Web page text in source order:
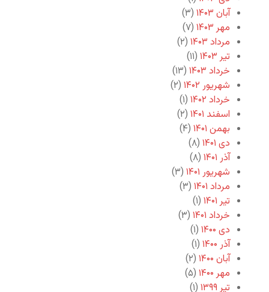
آبان ۱۴۰۳
(۳)
مهر ۱۴۰۳
(۷)
مرداد ۱۴۰۳
(۲)
تیر ۱۴۰۳
(۱۱)
خرداد ۱۴۰۳
(۱۳)
شهریور ۱۴۰۲
(۲)
خرداد ۱۴۰۲
(۱)
اسفند ۱۴۰۱
(۲)
بهمن ۱۴۰۱
(۴)
دی ۱۴۰۱
(۸)
آذر ۱۴۰۱
(۸)
شهریور ۱۴۰۱
(۳)
مرداد ۱۴۰۱
(۳)
تیر ۱۴۰۱
(۱)
خرداد ۱۴۰۱
(۳)
دی ۱۴۰۰
(۱)
آذر ۱۴۰۰
(۱)
آبان ۱۴۰۰
(۲)
مهر ۱۴۰۰
(۵)
تیر ۱۳۹۹
(۱)